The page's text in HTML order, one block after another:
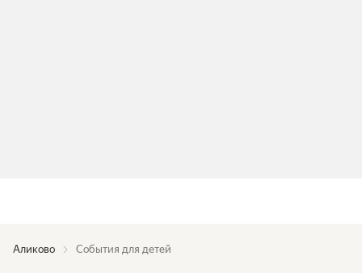
Аликово События для детей